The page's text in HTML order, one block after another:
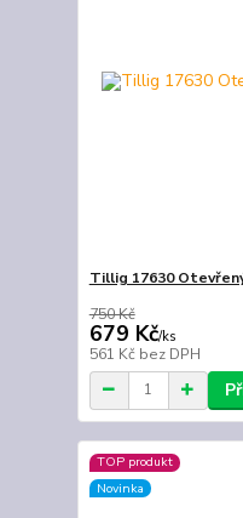
Tillig 17630
750 Kč
679 Kč/ks
561 Kč bez DPH
TOP produkt
Novinka